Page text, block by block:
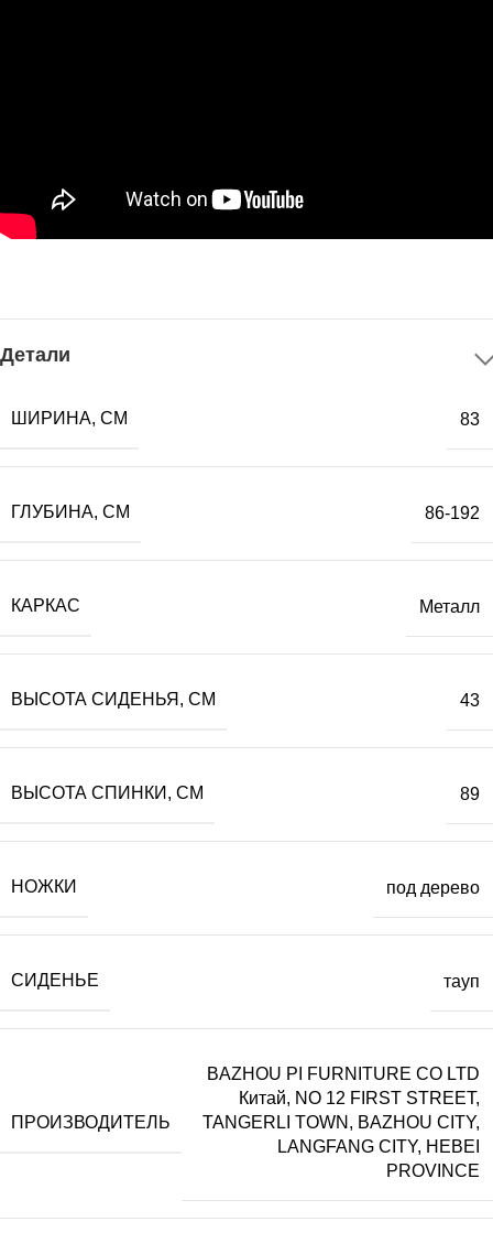
Детали
ШИРИНА, СМ 83
ГЛУБИНА, СМ 86-192
КАРКАС Металл
ВЫСОТА СИДЕНЬЯ, СМ 43
ВЫСОТА СПИНКИ, СМ 89
НОЖКИ под дерево
СИДЕНЬЕ тауп
ПРОИЗВОДИТЕЛЬ
BAZHOU PI FURNITURE CO LTD
Китай, NO 12 FIRST STREET,
TANGERLI TOWN, BAZHOU CITY,
LANGFANG CITY, HEBEI
PROVINCE